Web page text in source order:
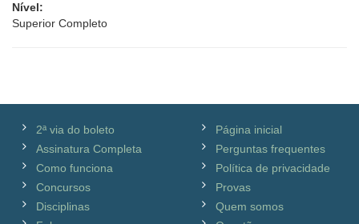
Nível:
Superior Completo
2ª via do boleto
Assinatura Completa
Como funciona
Concursos
Disciplinas
Página inicial
Perguntas frequentes
Política de privacidade
Provas
Quem somos